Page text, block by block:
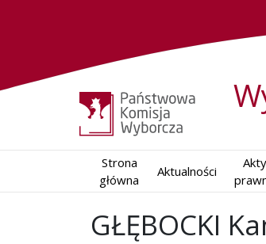
Strona
główna
Aktualności
Akty
GŁĘBOCKI